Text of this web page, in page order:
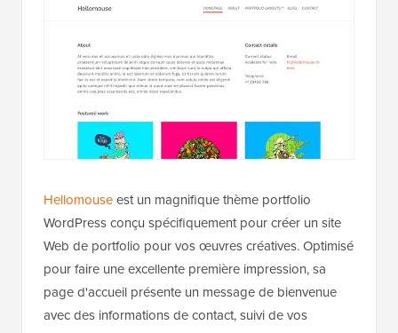
Hellomouseest un magnifique thème portfolio
WordPress conçu spécifiquement pour créer un site
Web de portfolio pour vos œuvres créatives. Optimisé
pour faire une excellente première impression, sa
page d'accueil présente un message de bienvenue
avec des informations de contact, suivi de vos